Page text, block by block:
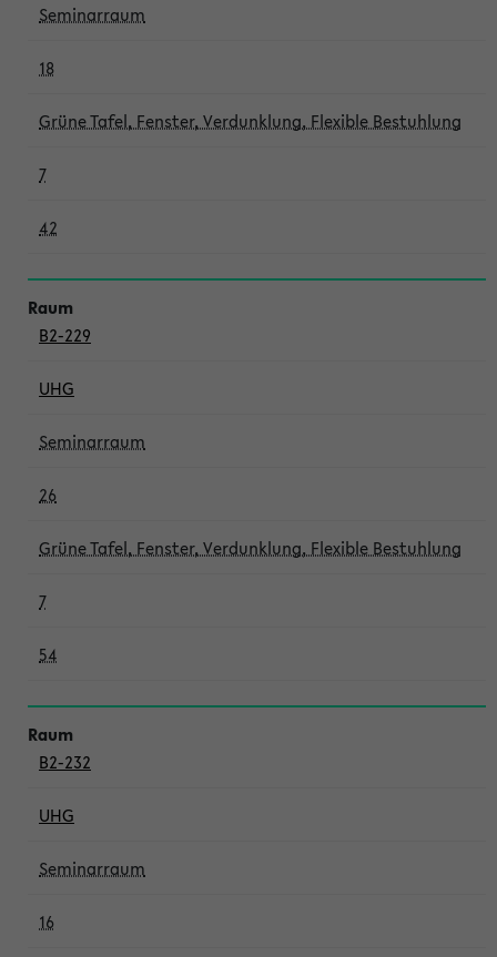
Seminarraum
18
Grüne Tafel, Fenster, Verdunklung, Flexible Bestuhlung
7
42
B2-229
UHG
Seminarraum
26
Grüne Tafel, Fenster, Verdunklung, Flexible Bestuhlung
7
54
B2-232
UHG
Seminarraum
16